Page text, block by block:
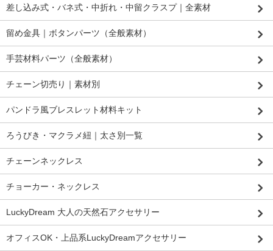
差し込み式・バネ式・中折れ・中留クラスプ｜全素材
留め金具｜ボタンパーツ（全般素材）
手芸材料パーツ（全般素材）
チェーン切売り｜素材別
パンドラ風ブレスレット材料キット
ろうびき・マクラメ紐｜太さ別一覧
チェーンネックレス
チョーカー・ネックレス
LuckyDream 大人の天然石アクセサリー
オフィスOK・上品系LuckyDreamアクセサリー